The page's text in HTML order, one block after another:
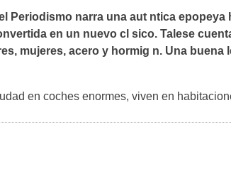
Periodismo narra una aut ntica
en un nuevo cl sico. Talese
mujeres, acero y hormig n. Una buena
en coches enormes, viven en